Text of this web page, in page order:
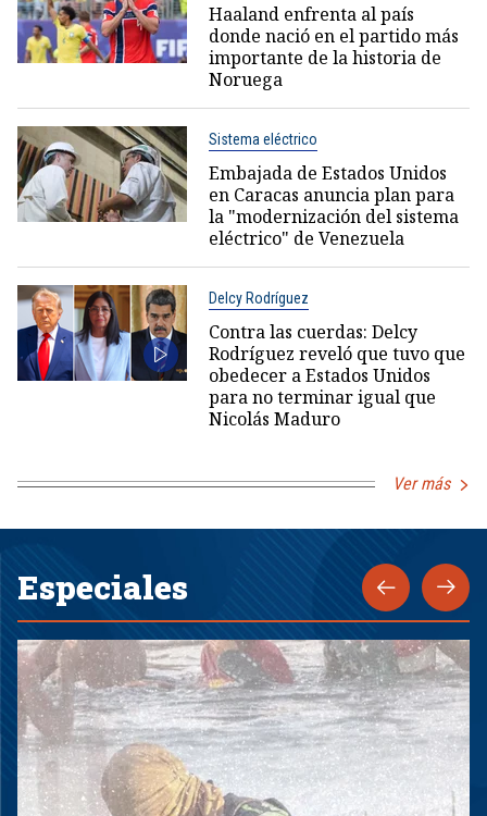
Haaland enfrenta al país
donde nació en el partido más
importante de la historia de
Noruega
Sistema eléctrico
Embajada de Estados Unidos
en Caracas anuncia plan para
la "modernización del sistema
eléctrico" de Venezuela
Delcy Rodríguez
Contra las cuerdas: Delcy
Rodríguez reveló que tuvo que
obedecer a Estados Unidos
para no terminar igual que
Nicolás Maduro
Ver más
Especiales